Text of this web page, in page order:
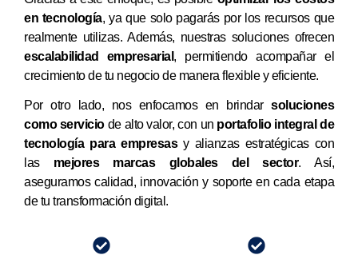
en tecnología, ya que solo pagarás por los recursos que
realmente utilizas. Además, nuestras soluciones ofrecen
escalabilidad empresarial , permitiendo acompañar el
crecimiento de tu negocio de manera flexible y eficiente.
Por otro lado, nos enfocamos en brindar soluciones
como serviciode alto valor, con un portafolio integral de
tecnología para empresasy alianzas estratégicas con
las mejores marcas globales del sector. Así,
aseguramos calidad, innovación y soporte en cada etapa
de tu transformación digital.